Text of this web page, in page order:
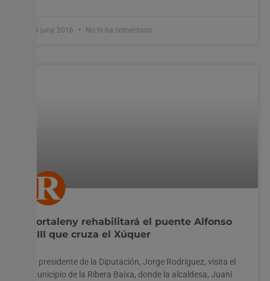
24 juny, 2016 No hi ha comentaris
Fortaleny rehabilitará el puente Alfonso
XIII que cruza el Xúquer
El presidente de la Diputación, Jorge Rodríguez, visita el
municipio de la Ribera Baixa, donde la alcaldesa, Juani